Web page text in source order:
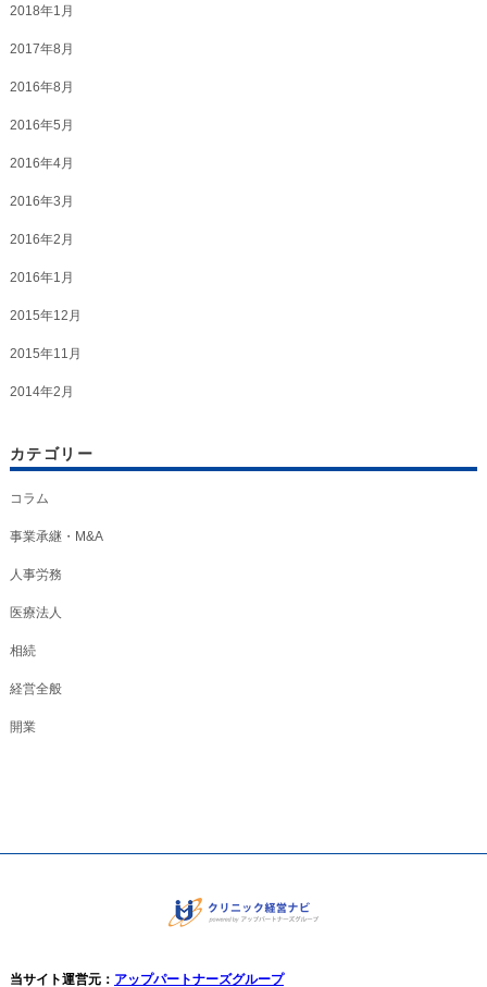
2018年1月
2017年8月
2016年8月
2016年5月
2016年4月
2016年3月
2016年2月
2016年1月
2015年12月
2015年11月
2014年2月
カテゴリー
コラム
事業承継・M&A
人事労務
医療法人
相続
経営全般
開業
当サイト運営元： アップパートナーズグループ